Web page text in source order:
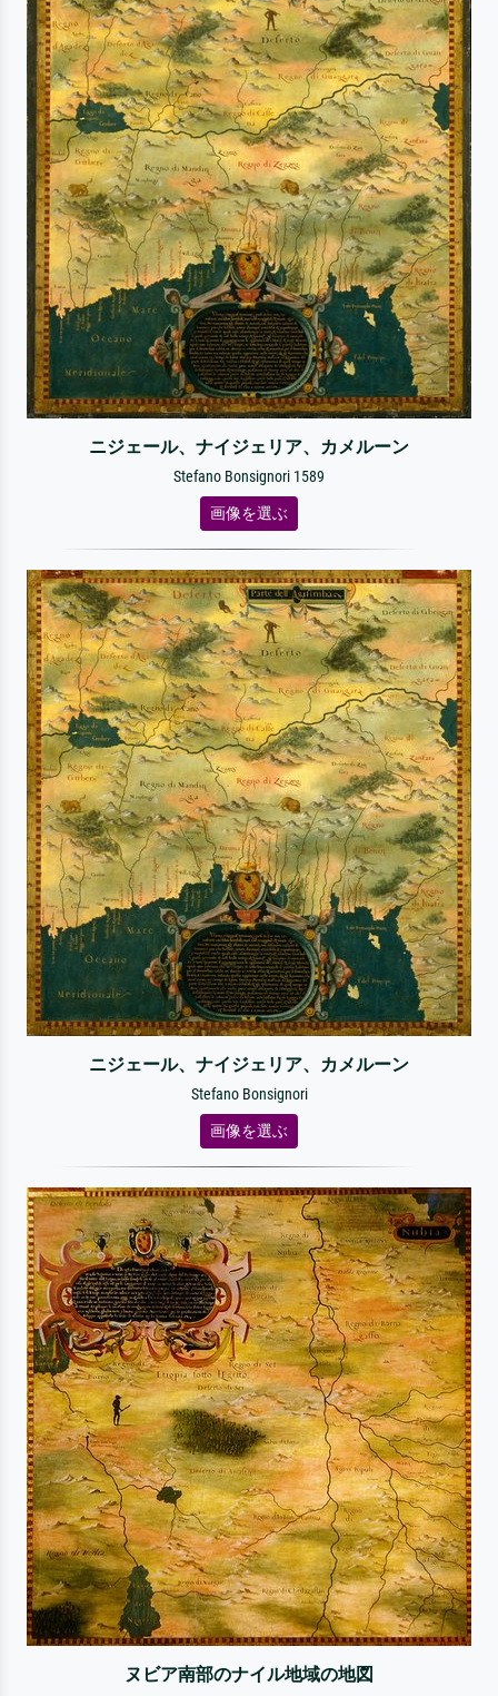
ニジェール、ナイジェリア、カメルーン
Stefano Bonsignori 1589
画像を選ぶ
ニジェール、ナイジェリア、カメルーン
Stefano Bonsignori
画像を選ぶ
ヌビア南部のナイル地域の地図